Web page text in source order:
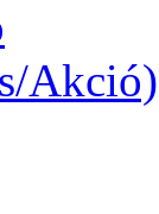
Akció)